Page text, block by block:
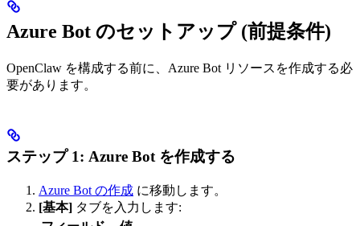
Azure Bot のセットアップ (前提条件)
OpenClaw を構成する前に、Azure Bot リソースを作成する必
要があります。
ステップ 1: Azure Bot を作成する
Azure Bot の作成 に移動します。
[基本] タブを入力します: